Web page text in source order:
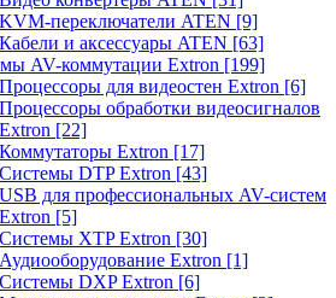
KVM-переключатели ATEN [9]
Кабели и аксессуары ATEN [63]
AV-коммутации Extron [199]
Процессоры для видеостен Extron [6]
Процессоры обработки видеосигналов
Extron [22]
Коммутаторы Extron [17]
Системы DTP Extron [43]
USB для профессиональных AV-систем
Extron [5]
Системы XTP Extron [30]
Аудиооборудование Extron [1]
Системы DXP Extron [6]